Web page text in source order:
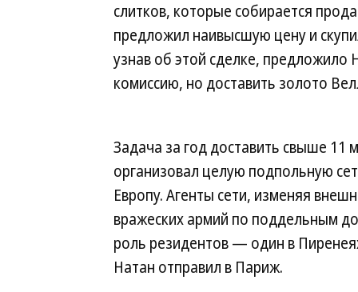
слитков, которые собирается
предложил наивысшую цену и
узнав об этой сделке, предложило
комиссию, но доставить золото
Задача за год доставить свыше 11
организовал целую подпольную
Европу. Агенты сети, изменяя
вражеских армий по поддельным
роль резидентов — один в
Натан отправил в Париж.